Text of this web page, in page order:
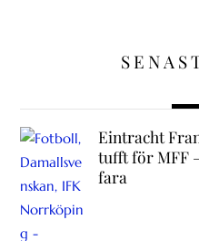
Eintracht
tufft för MFF
fara